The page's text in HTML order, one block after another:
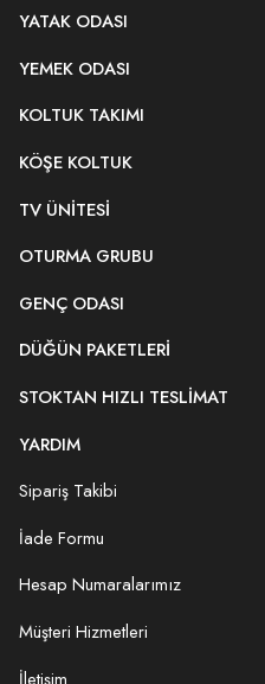
YATAK ODASI
YEMEK ODASI
KOLTUK TAKIMI
KÖŞE KOLTUK
TV ÜNITESI
OTURMA GRUBU
GENÇ ODASI
DÜĞÜN PAKETLERI
STOKTAN HIZLI TESLIMAT
YARDIM
Sipariş Takibi
İade Formu
Hesap Numaralarımız
Müşteri Hizmetleri
İletişim